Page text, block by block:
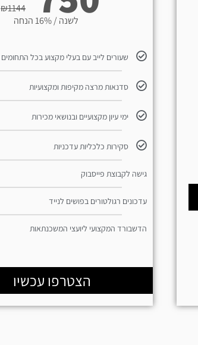
₪1144
לשנה / 16% הנחה
שעורים לייב עם בעלי מקצוע בכל התחומים
סדנאות מרצה מקיפות ומקצועיות
ימי עיון מקצועיים ובנושאי מכירות
סקירות כלכליות עדכניות
גישה לקבוצת פייסבוק
עדכונים רגולטורים בפושים לנייד​
הדשבורד המקצועי ליועצי המשכנתאות
הצטרפו עכשיו